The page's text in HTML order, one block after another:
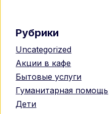
Рубрики
Uncategorized
Акции в кафе
Бытовые услуги
Гуманитарная помощь
Дети